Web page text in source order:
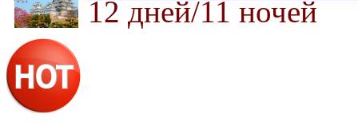
12 дней/11 ночей